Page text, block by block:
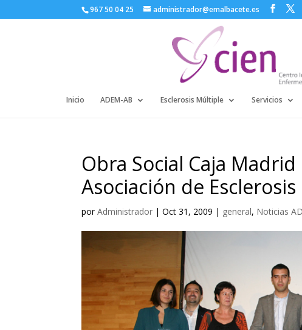
967 50 04 25 administrador@emalbacete.es
Inicio ADEM-AB Esclerosis Múltiple Servicios
Obra Social Caja
Asociación de
porAdministrador |Oct 31, 2009 | general, Noticias